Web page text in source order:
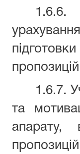
1.6.6.
1.6.7.
та
апарату,